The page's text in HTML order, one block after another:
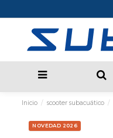
Inicio scooter subacuático
NOVEDAD 2026